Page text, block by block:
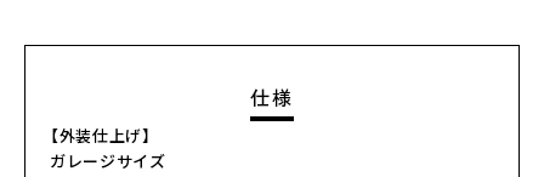
仕様
【外装仕上げ】
ガレージサイズ